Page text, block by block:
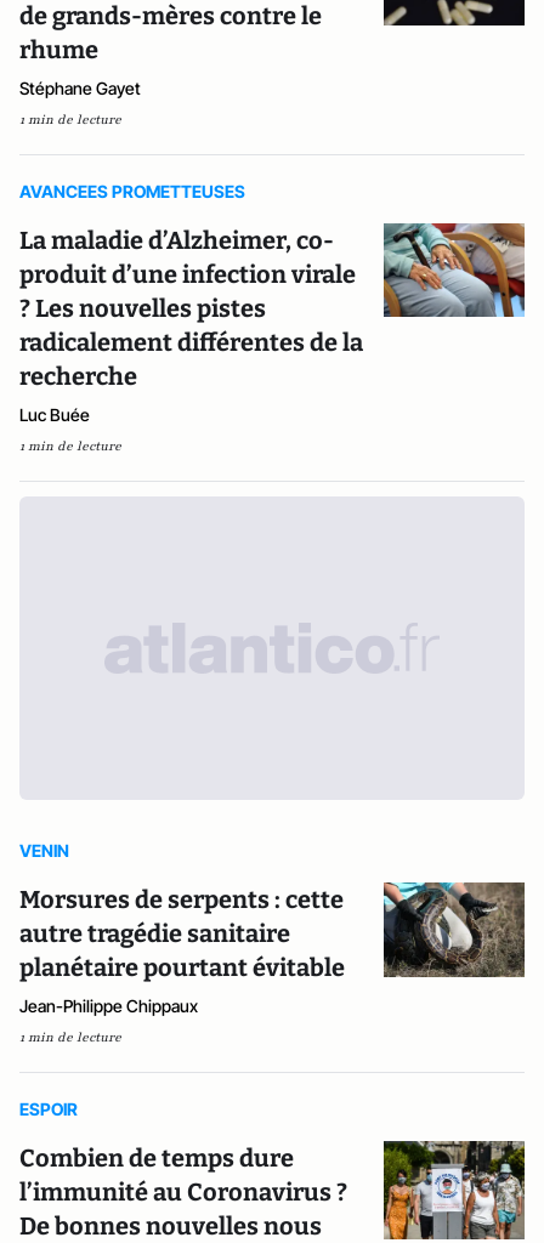
de grands-mères contre le
rhume
Stéphane Gayet
1 min de lecture
AVANCEES PROMETTEUSES
La maladie d’Alzheimer, co-
produit d’une infection virale
? Les nouvelles pistes
radicalement différentes de la
recherche
Luc Buée
1 min de lecture
VENIN
Morsures de serpents : cette
autre tragédie sanitaire
planétaire pourtant évitable
Jean-Philippe Chippaux
1 min de lecture
ESPOIR
Combien de temps dure
l’immunité au Coronavirus ?
De bonnes nouvelles nous